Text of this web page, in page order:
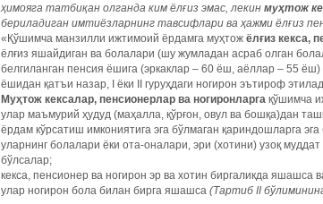
ҳимояга татбиқан олганда ким ёлғиз эмас, лекин муҳтож
бериладиган имтиёзларнинг тавсифлари ва ҳажми ёлғиз
«Қўшимча манзилли ижтимоий ёрдамга муҳтож ёлғиз кекса,
ёлғиз яшайдиган ва болалари (шу жумладан асраб олган
белгиланган пенсия ёшига (эркаклар – 60 ёш, аёллар – 55
ёшидан қатъи назар, I ёки II гуруҳдаги ногирон эътироф
Муҳтож кексалар, пенсионерлар ва ногиронларга қўшимча
улар маъмурий ҳудуд (маҳалла, қўрғон, овул ва бошқа)дан
ёрдам кўрсатиш имкониятига эга бўлмаган қариндошларга эга
уларнинг болалари ёки ота-оналари, эри (хотини) узоқ
бўлсалар;
кекса, пенсионер ва ногирон эр ва хотин биргаликда яшашса
улар ногирон бола билан бирга яшашса (Тартиб II